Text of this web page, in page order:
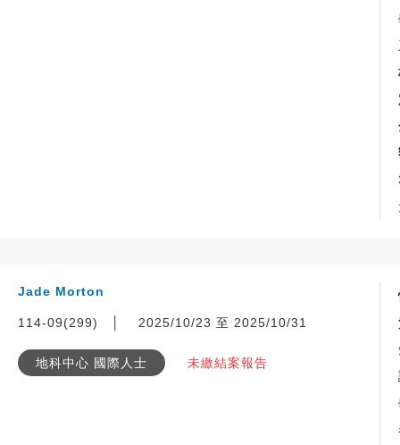
Jade Morton
114-09(299) 2025/10/23 至 2025/10/31
地科中心 國際人士 未繳結案報告